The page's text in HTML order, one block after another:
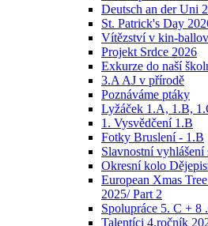
Deutsch an der Uni
St. Patrick's Day
Vítězství v kin-
Projekt Srdce 2026
Exkurze do naší
3.A AJ v přírodě
Poznáváme ptáky
Lyžáček 1.A, 1.B,
1. Vysvědčení 1.B
Fotky Bruslení - 1.B
Slavnostní
Okresní kolo
European Xmas
2025/ Part 2
Spolupráce 5. C + 8
Talentíci 4.ročník